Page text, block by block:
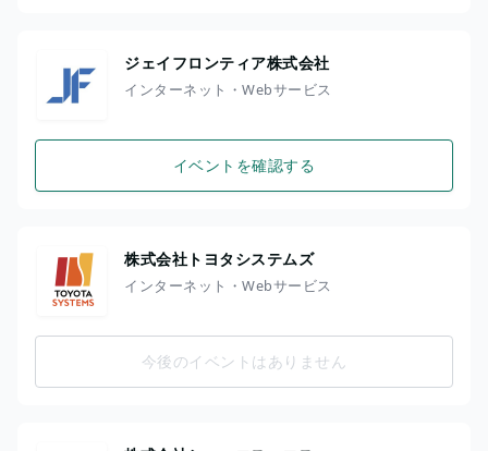
ジェイフロンティア株式会社
インターネット・Webサービス
イベントを確認する
株式会社トヨタシステムズ
インターネット・Webサービス
今後のイベントはありません